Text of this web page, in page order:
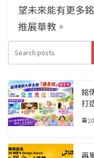
望未來能有更多
推展華教。
銘
打
再